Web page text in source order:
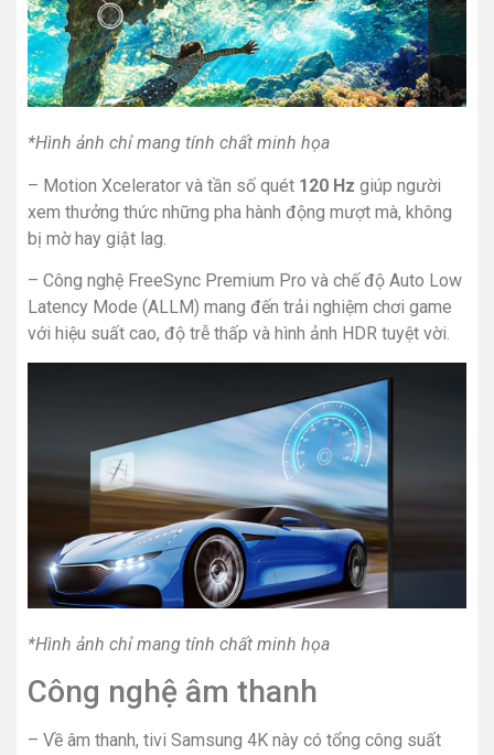
*Hình ảnh chỉ mang tính chất minh họa
– Motion Xcelerator và tần số quét 120 Hz giúp người
xem thưởng thức những pha hành động mượt mà, không
bị mờ hay giật lag.
– Công nghệ FreeSync Premium Pro và chế độ Auto Low
Latency Mode (ALLM) mang đến trải nghiệm chơi game
với hiệu suất cao, độ trễ thấp và hình ảnh HDR tuyệt vời.
*Hình ảnh chỉ mang tính chất minh họa
Công nghệ âm thanh
– Về âm thanh, tivi Samsung 4K này có tổng công suất